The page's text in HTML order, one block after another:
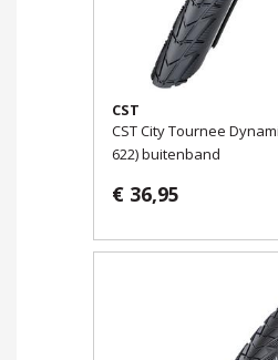
CST
CST City Tournee
622) buitenband
€ 36,95